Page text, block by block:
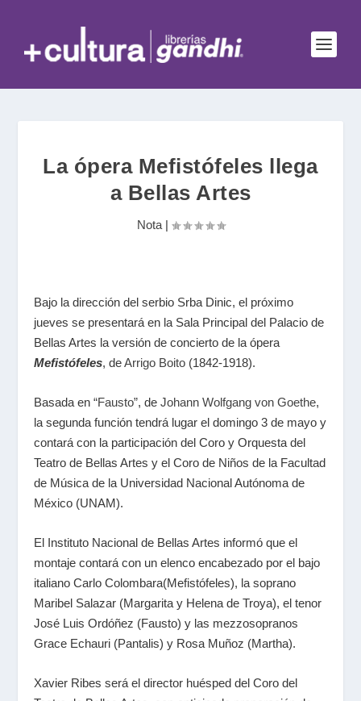
La ópera Mefistófeles llega
a Bellas Artes
Nota|
Bajo la dirección del serbio Srba Dinic, el próximo
jueves se presentará en la Sala Principal del Palacio de
Bellas Artes la versión de concierto de la ópera
Mefistófeles, deArrigo Boito (1842-1918).
Basada en“Fausto”, deJohann Wolfgang von Goethe,
la segunda función tendrá lugar el domingo 3 de mayo y
contará con la participación del Coro y Orquesta del
Teatro de Bellas Artes y el Coro de Niños de la Facultad
de Música de la Universidad Nacional Autónoma de
México (UNAM).
El Instituto Nacional de Bellas Artes informó que el
montaje contará con un elenco encabezado por el bajo
italiano Carlo Colombara(Mefistófeles), la soprano
Maribel Salazar (Margarita y Helena de Troya), el tenor
José Luis Ordóñez (Fausto) y las mezzosopranos
Grace Echauri (Pantalis) y Rosa Muñoz (Martha).
Xavier Ribes será el director huésped del Coro del